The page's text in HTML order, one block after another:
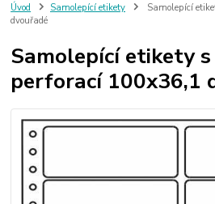
Úvod Samolepící etikety
Samolepící
dvouřadé
Samolepící etikety
perforací 100x36,1